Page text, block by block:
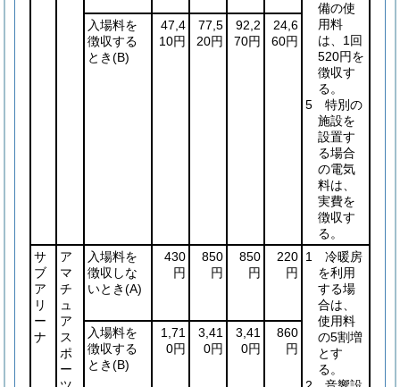
備の使
用料
は、1回
520円を
徴収す
る。
5 特別の
施設を
設置す
る場合
の電気
料は、
実費を
徴収す
る。
入場料を
徴収する
とき(B)
47,4
10円
77,5
20円
92,2
70円
24,6
60円
サ
ブ
ア
リ
ー
ナ
ア
マ
チ
ュ
ア
ス
ポ
ー
入場料を
徴収しな
いとき(A)
430
円
850
円
850
円
220
円
1 冷暖房
を利用
する場
合は、
使用料
の5割増
とす
る。
入場料を
徴収する
とき(B)
1,71
0円
3,41
0円
3,41
0円
860
円